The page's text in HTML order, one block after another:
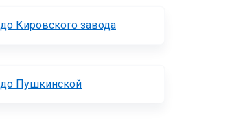
до Кировского завода
до Пушкинской